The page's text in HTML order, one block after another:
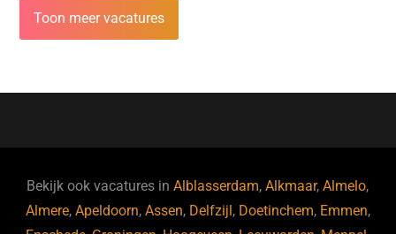
Toon meer vacatures
Bekijk ook vacatures inAlblasserdam,Alkmaar,Almelo,
Almere, Apeldoorn, Assen, Delfzijl , Doetinchem, Emmen,